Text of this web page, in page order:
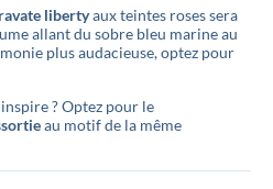
libertyaux teintes roses sera
allant du sobre bleu marine au
plus audacieuse, optez pour
? Optez pour le
au motif de la même